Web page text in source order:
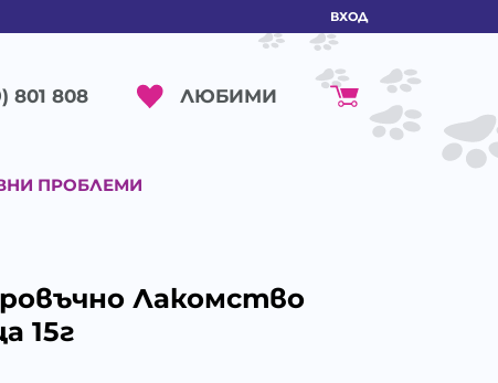
ВХОД
801 808 ЛЮБИМИ
ПРОБЛЕМИ
Лакомство
15г